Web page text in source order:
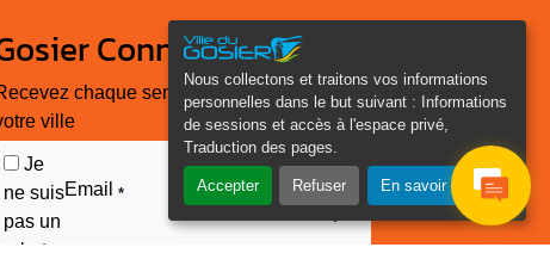
Nous collectons et traitons vos informations
personnelles dans le but suivant :
Informations
de sessions et accès à l'espace privé,
Traduction des pages
Accepter Refuser En savoir plus
Connecté
chaque semaine l'actualité de
ville
Je
ne suis
pas un
robot
Email *